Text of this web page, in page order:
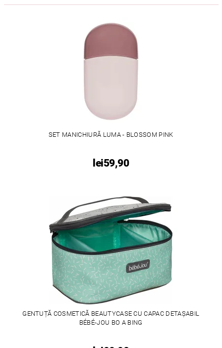
SET MANICHIURĂ LUMA - BLOSSOM PINK
lei59,90
GENTUȚĂ COSMETICĂ BEAUTYCASE CU CAPAC DETAȘABIL
BÉBÉ-JOU BO A BING